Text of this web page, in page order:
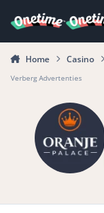
Home Casino
Verberg Advertenties